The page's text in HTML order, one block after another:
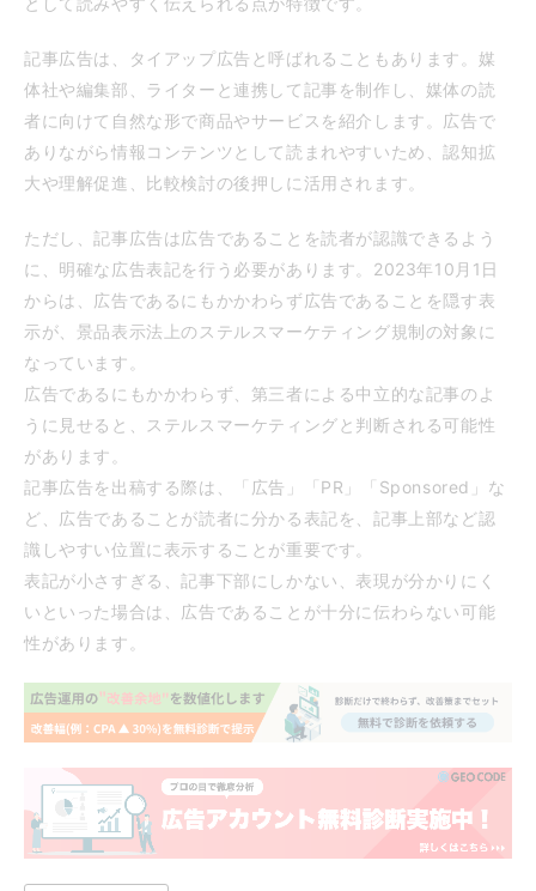
記事広告は、タイアップ広告と呼ばれることもあります。媒
体社や編集部、ライターと連携して記事を制作し、媒体の読
者に向けて自然な形で商品やサービスを紹介します。広告で
ありながら情報コンテンツとして読まれやすいため、認知拡
大や理解促進、比較検討の後押しに活用されます。
ただし、記事広告は広告であることを読者が認識できるよう
に、明確な広告表記を行う必要があります。2023年10月1日
からは、広告であるにもかかわらず広告であることを隠す表
示が、景品表示法上のステルスマーケティング規制の対象に
なっています。
広告であるにもかかわらず、第三者による中立的な記事のよ
うに見せると、ステルスマーケティングと判断される可能性
があります。
記事広告を出稿する際は、「広告」「PR」「Sponsored」な
ど、広告であることが読者に分かる表記を、記事上部など認
識しやすい位置に表示することが重要です。
表記が小さすぎる、記事下部にしかない、表現が分かりにく
いといった場合は、広告であることが十分に伝わらない可能
性があります。